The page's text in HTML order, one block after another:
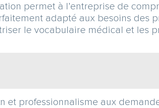
permet à l’entreprise de
adapté aux besoins des
le vocabulaire médical et les
professionnalisme aux